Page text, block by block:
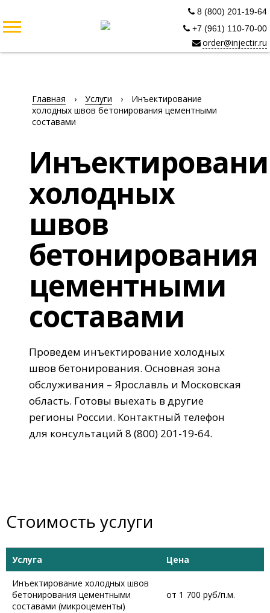
8 (800) 201-19-64
+7 (961) 110-70-00
order@injectir.ru
Главная › Услуги ›
Инъектирование
холодных швов бетонирования цементными
составами
холодных
швов
бетонирования
цементными
составами
Проведем инъектирование холодных
швов бетонирования. Основная зона
обслуживания – Ярославль и Московская
область. Готовы выехать в другие
регионы России. Контактный телефон
для консультаций 8 (800) 201-19-64.
Стоимость услуги
Услуга Цена
Инъектирование холодных швов
бетонирования цементными
составами (микроцементы)
от 1 700 руб/п.м.